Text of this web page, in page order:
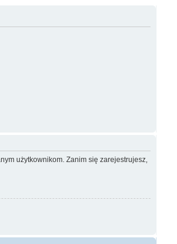
użytkownikom. Zanim się zarejestrujesz,